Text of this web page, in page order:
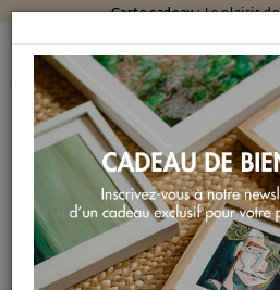
Carte cadeau: Le plaisir
PEINTURES PEINTURES PAR FORMAT
WOLVERINE
Peinture Wolverine par Revel |